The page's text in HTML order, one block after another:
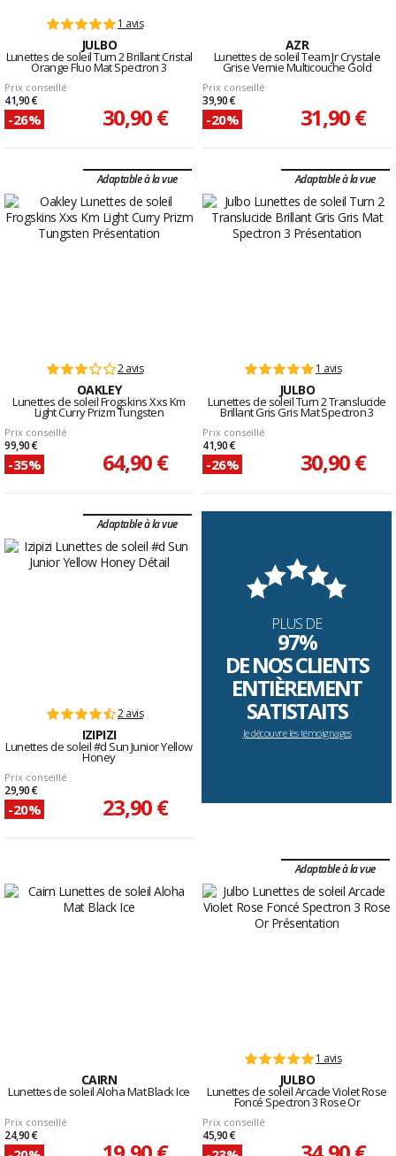
1 avis
JULBO
Lunettes de soleil Turn 2 Brillant Cristal
Orange Fluo Mat Spectron 3
Prix conseillé
41,90 €
-26% 30,90 €
AZR
Lunettes de soleil Team Jr Crystale
Grise Vernie Multicouche Gold
Prix conseillé
39,90 €
-20% 31,90 €
Adaptable à la vue
2 avis
OAKLEY
Lunettes de soleil Frogskins Xxs Km
Light Curry Prizm Tungsten
Prix conseillé
99,90 €
-35% 64,90 €
Adaptable à la vue
1 avis
JULBO
Lunettes de soleil Turn 2 Translucide
Brillant Gris Gris Mat Spectron 3
Prix conseillé
41,90 €
-26% 30,90 €
Adaptable à la vue
2 avis
IZIPIZI
Lunettes de soleil #d Sun Junior Yellow
Honey
Prix conseillé
29,90 €
-20% 23,90 €
PLUS DE
97%
DE NOS CLIENTS
ENTIÈREMENT
SATISTAITS
Je découvre les témoignages
CAIRN
Lunettes de soleil Aloha Mat Black Ice
Prix conseillé
24,90 €
Adaptable à la vue
1 avis
JULBO
Lunettes de soleil Arcade Violet Rose
Foncé Spectron 3 Rose Or
Prix conseillé
45,90 €